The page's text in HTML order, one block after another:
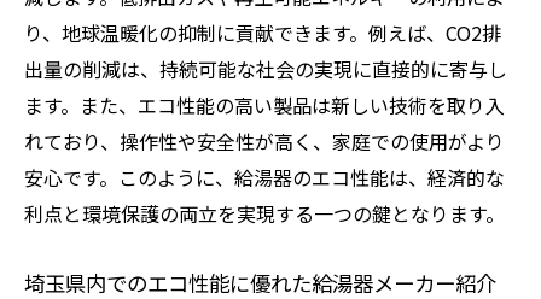
家計を守るエネルギー効率向上の具体策
長期にわたり安心できる給湯器アフターサービ
スの重要性
長期間安心して使える給湯器の選び方
埼玉県で提供されるアフターサービスの実
故障時の対応とメンテナンスの重要性
り、地球温暖化の抑制に貢献できます。例えば、CO2排
出量の削減は、持続可能な社会の実現に直接的に寄与し
ます。また、エコ性能の高い製品は新しい技術を取り入
れており、操作性や安全性が高く、家庭での使用がより
安心です。このように、給湯器のエコ性能は、経済的な
利点と環境保護の両立を実現する一つの鍵となります。
埼玉県内でのエコ性能に優れた給湯器メーカー紹介